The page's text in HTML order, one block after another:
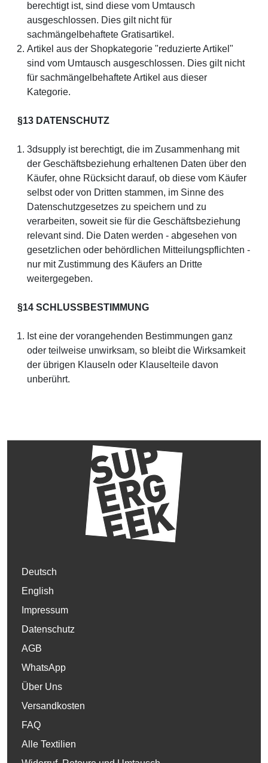
berechtigt ist, sind diese vom Umtausch
ausgeschlossen. Dies gilt nicht für
sachmängelbehaftete Gratisartikel.
Artikel aus der Shopkategorie "reduzierte Artikel"
sind vom Umtausch ausgeschlossen. Dies gilt nicht
für sachmängelbehaftete Artikel aus dieser
Kategorie.
§13 DATENSCHUTZ
3dsupply ist berechtigt, die im Zusammenhang mit
der Geschäftsbeziehung erhaltenen Daten über den
Käufer, ohne Rücksicht darauf, ob diese vom Käufer
selbst oder von Dritten stammen, im Sinne des
Datenschutzgesetzes zu speichern und zu
verarbeiten, soweit sie für die Geschäftsbeziehung
relevant sind. Die Daten werden - abgesehen von
gesetzlichen oder behördlichen Mitteilungspflichten -
nur mit Zustimmung des Käufers an Dritte
weitergegeben.
§14 SCHLUSSBESTIMMUNG
Ist eine der vorangehenden Bestimmungen ganz
oder teilweise unwirksam, so bleibt die Wirksamkeit
der übrigen Klauseln oder Klauselteile davon
unberührt.
Deutsch
English
Impressum
Datenschutz
AGB
WhatsApp
Über Uns
Versandkosten
FAQ
Alle Textilien